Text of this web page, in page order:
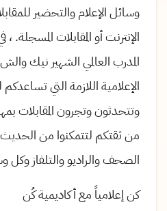
وسائل الإعلام والتحضير
الإنترنت أو المقابلات المسجلة.
المدرب العالمي الشهير نيك
الإعلامية اللازمة التي
وتتحدثون وتجرون المقابلات
من ثقتكم لتتمكنوا من
الصحف والراديو والتلفاز وكل
كن إعلامياً مع أكاديمية كُن